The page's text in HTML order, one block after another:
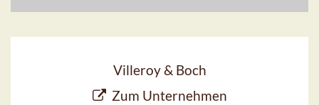
Villeroy & Boch
Zum Unternehmen